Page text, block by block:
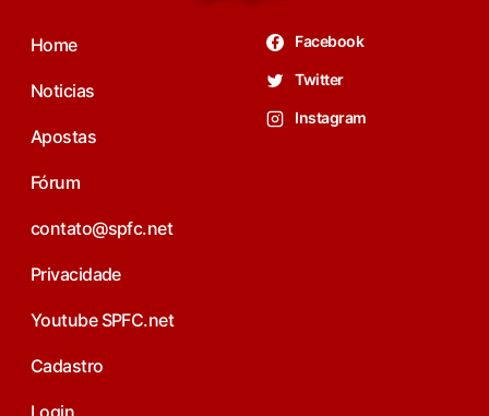
Home
Noticias
Apostas
Fórum
contato@spfc.net
Privacidade
Youtube SPFC.net
Cadastro
Login
Facebook
Twitter
Instagram